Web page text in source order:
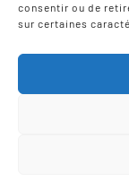
consentir ou de
sur certaines
8, Zone
Tel: +33 9
Email:
© Copyright